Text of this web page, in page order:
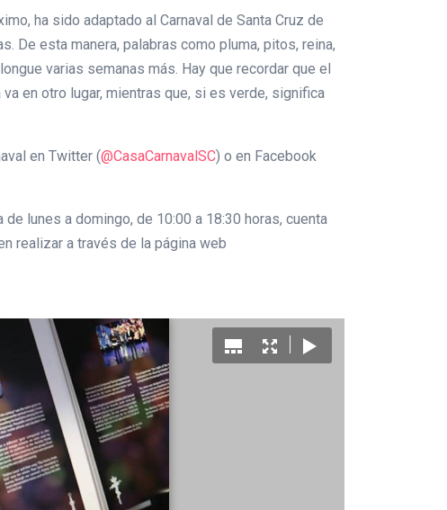
ha sido adaptado al Carnaval de Santa Cruz de
De esta manera, palabras como pluma, pitos, reina,
varias semanas más. Hay que recordar que el
en otro lugar, mientras que, si es verde, significa
en Twitter (@CasaCarnavalSC) o en Facebook
lunes a domingo, de 10:00 a 18:30 horas, cuenta
realizar a través de la página web